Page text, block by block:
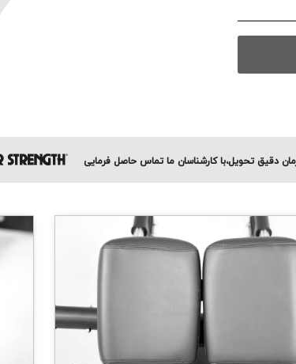
دقیق تحویل،با کارشناسان ما تماس حاصل فرمایی